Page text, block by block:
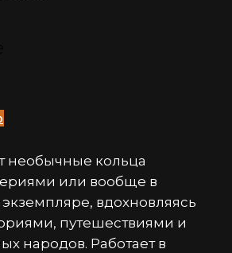
необычные кольца
или вообще в
вдохновляясь
путешествиями и
народов. Работает в